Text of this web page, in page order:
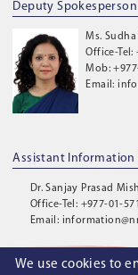
We use cookies to
Deputy
Ms.
Office-Tel:
Mob:
Email:
Assistant Information
Dr. Sanjay Prasad
Office-Tel: +977-01-
Email: